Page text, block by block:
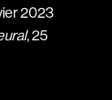
2023
, 25